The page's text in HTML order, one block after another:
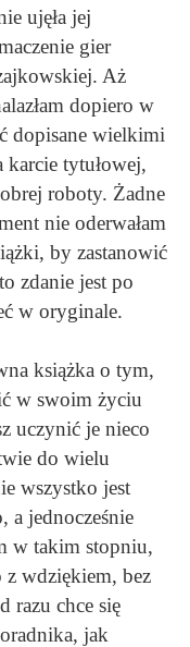
ujęła jej
gier
Aż
dopiero w
dopisane wielkimi
karcie tytułowej,
roboty. Żadne
nie oderwałam
by zastanowić
zdanie jest po
w oryginale.
książka o tym,
w swoim życiu
uczynić je nieco
do wielu
wszystko jest
a jednocześnie
w takim stopniu,
wdziękiem, bez
razu chce się
jak